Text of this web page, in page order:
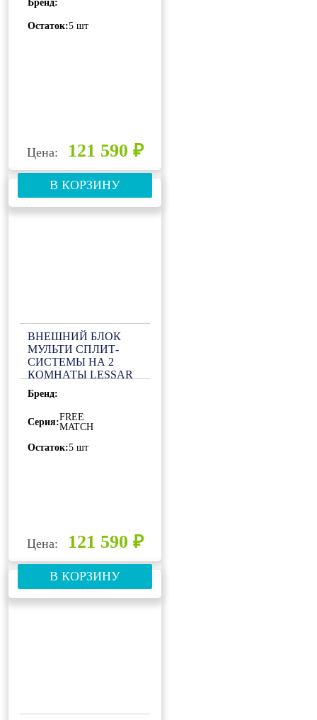
MATCH LU-
2HE18FVE2
Бренд:
Остаток:5 шт
Цена: 121 590 ₽
В КОРЗИНУ
ВНЕШНИЙ БЛОК
МУЛЬТИ СПЛИТ-
СИСТЕМЫ НА 2
КОМНАТЫ LESSAR
EMAGIC FREE
MATCH LU-
2HE18FME2
Бренд:
Серия:FREE
MATCH
Остаток:5 шт
Цена: 121 590 ₽
В КОРЗИНУ